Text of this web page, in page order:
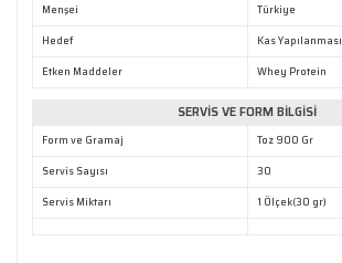
Menşei
Türkiye
Hedef
Kas Yapılanması
Etken Maddeler
Whey Protein
SERVİS VE FORM BİLGİSİ
Form ve Gramaj
Toz 900 Gr
Servis Sayısı
30
Servis Miktarı
1 Ölçek(30 gr)